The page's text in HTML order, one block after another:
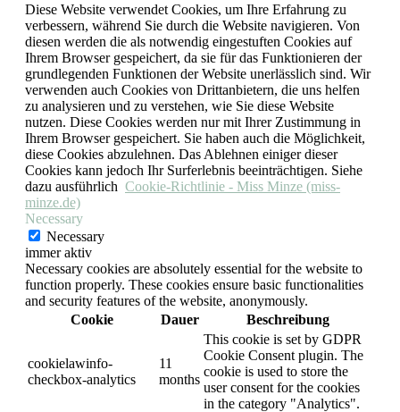
Diese Website verwendet Cookies, um Ihre Erfahrung zu
verbessern, während Sie durch die Website navigieren. Von
diesen werden die als notwendig eingestuften Cookies auf
Ihrem Browser gespeichert, da sie für das Funktionieren der
grundlegenden Funktionen der Website unerlässlich sind. Wir
verwenden auch Cookies von Drittanbietern, die uns helfen
zu analysieren und zu verstehen, wie Sie diese Website
nutzen. Diese Cookies werden nur mit Ihrer Zustimmung in
Ihrem Browser gespeichert. Sie haben auch die Möglichkeit,
diese Cookies abzulehnen. Das Ablehnen einiger dieser
Cookies kann jedoch Ihr Surferlebnis beeinträchtigen. Siehe
dazu ausführlich Cookie-Richtlinie - Miss Minze (miss-
minze.de)
Necessary
Necessary
immer aktiv
Necessary cookies are absolutely essential for the website to
function properly. These cookies ensure basic functionalities
and security features of the website, anonymously.
Cookie
Dauer Beschreibung
cookielawinfo-
checkbox-analytics
11
months
This cookie is set by GDPR
Cookie Consent plugin. The
cookie is used to store the
user consent for the cookies
in the category "Analytics".